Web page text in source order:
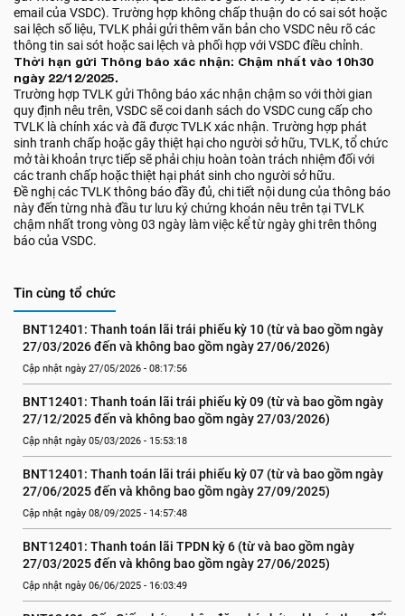
email của VSDC). Trường hợp không chấp thuận do có sai sót hoặc
sai lệch số liệu, TVLK phải gửi thêm văn bản cho VSDC nêu rõ các
thông tin sai sót hoặc sai lệch và phối hợp với VSDC điều chỉnh.
Thời hạn gửi Thông báo xác nhận: Chậm nhất vào 10h30
ngày 22/12/2025.
Trường hợp TVLK gửi Thông báo xác nhận chậm so với thời gian
quy định nêu trên, VSDC sẽ coi danh sách do VSDC cung cấp cho
TVLK là chính xác và đã được TVLK xác nhận. Trường hợp phát
sinh tranh chấp hoặc gây thiệt hại cho người sở hữu, TVLK, tổ chức
mở tài khoản trực tiếp sẽ phải chịu hoàn toàn trách nhiệm đối với
các tranh chấp hoặc thiệt hại phát sinh cho người sở hữu.
Đề nghị các TVLK thông báo đầy đủ, chi tiết nội dung của thông báo
này đến từng nhà đầu tư lưu ký chứng khoán nêu trên tại TVLK
chậm nhất trong vòng 03 ngày làm việc kể từ ngày ghi trên thông
báo của VSDC.
Tin cùng tổ chức
BNT12401: Thanh toán lãi trái phiếu kỳ 10 (từ và bao gồm ngày
27/03/2026 đến và không bao gồm ngày 27/06/2026)
Cập nhật ngày 27/05/2026 - 08:17:56
BNT12401: Thanh toán lãi trái phiếu kỳ 09 (từ và bao gồm ngày
27/12/2025 đến và không bao gồm ngày 27/03/2026)
Cập nhật ngày 05/03/2026 - 15:53:18
BNT12401: Thanh toán lãi trái phiếu kỳ 07 (từ và bao gồm ngày
27/06/2025 đến và không bao gồm ngày 27/09/2025)
Cập nhật ngày 08/09/2025 - 14:57:48
BNT12401: Thanh toán lãi TPDN kỳ 6 (từ và bao gồm ngày
27/03/2025 đến và không bao gồm ngày 27/06/2025)
Cập nhật ngày 06/06/2025 - 16:03:49